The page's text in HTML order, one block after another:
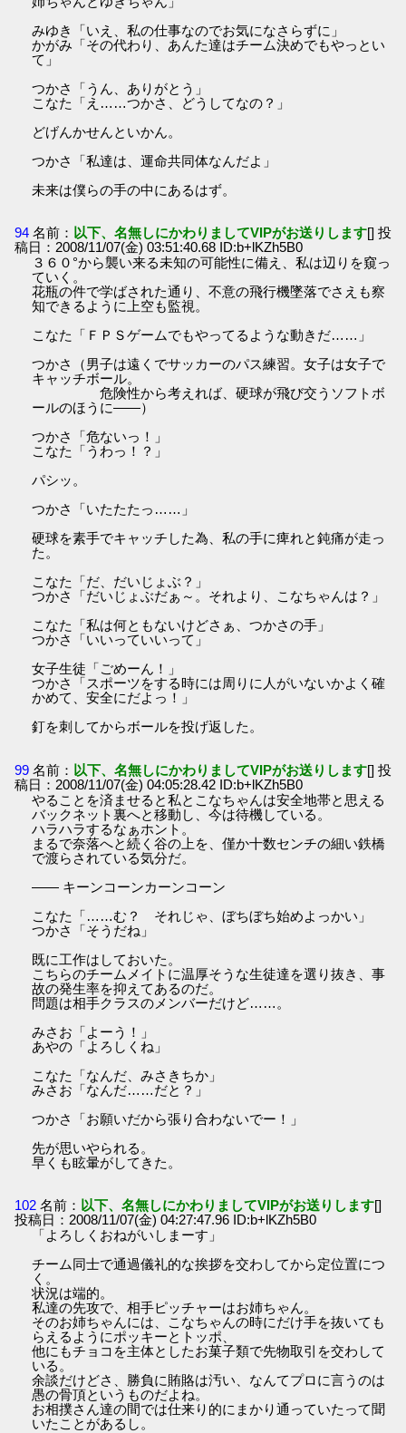
みゆき「いえ、私の仕事なのでお気になさらずに」
かがみ「その代わり、あんた達はチーム決めでもやっとい
て」
つかさ「うん、ありがとう」
こなた「え……つかさ、どうしてなの？」
どげんかせんといかん。
つかさ「私達は、運命共同体なんだよ」
未来は僕らの手の中にあるはず。
94 名前： 以下、名無しにかわりましてVIPがお送りします[] 投
稿日：2008/11/07(金) 03:51:40.68 ID:b+lKZh5B0
３６０°から襲い来る未知の可能性に備え、私は辺りを窺っ
ていく。
花瓶の件で学ばされた通り、不意の飛行機墜落でさえも察
知できるように上空も監視。
こなた「ＦＰＳゲームでもやってるような動きだ……」
つかさ（男子は遠くでサッカーのパス練習。女子は女子で
キャッチボール。
危険性から考えれば、硬球が飛び交うソフトボ
ールのほうに――）
つかさ「危ないっ！」
こなた「うわっ！？」
パシッ。
つかさ「いたたたっ……」
硬球を素手でキャッチした為、私の手に痺れと鈍痛が走っ
た。
こなた「だ、だいじょぶ？」
つかさ「だいじょぶだぁ～。それより、こなちゃんは？」
こなた「私は何ともないけどさぁ、つかさの手」
つかさ「いいっていいって」
女子生徒「ごめーん！」
つかさ「スポーツをする時には周りに人がいないかよく確
かめて、安全にだよっ！」
釘を刺してからボールを投げ返した。
99 名前： 以下、名無しにかわりましてVIPがお送りします[] 投
稿日：2008/11/07(金) 04:05:28.42 ID:b+lKZh5B0
やることを済ませると私とこなちゃんは安全地帯と思える
バックネット裏へと移動し、今は待機している。
ハラハラするなぁホント。
まるで奈落へと続く谷の上を、僅か十数センチの細い鉄橋
で渡らされている気分だ。
―― キーンコーンカーンコーン
こなた「……む？ それじゃ、ぼちぼち始めよっかい」
つかさ「そうだね」
既に工作はしておいた。
こちらのチームメイトに温厚そうな生徒達を選り抜き、事
故の発生率を抑えてあるのだ。
問題は相手クラスのメンバーだけど……。
みさお「よーう！」
あやの「よろしくね」
こなた「なんだ、みさきちか」
みさお「なんだ……だと？」
つかさ「お願いだから張り合わないでー！」
先が思いやられる。
早くも眩暈がしてきた。
102 名前： 以下、名無しにかわりましてVIPがお送りします[]
投稿日：2008/11/07(金) 04:27:47.96 ID:b+lKZh5B0
「よろしくおねがいしまーす」
チーム同士で通過儀礼的な挨拶を交わしてから定位置につ
く。
状況は端的。
私達の先攻で、相手ピッチャーはお姉ちゃん。
そのお姉ちゃんには、こなちゃんの時にだけ手を抜いても
らえるようにポッキーとトッポ、
他にもチョコを主体としたお菓子類で先物取引を交わして
いる。
余談だけどさ、勝負に賄賂は汚い、なんてプロに言うのは
愚の骨頂というものだよね。
お相撲さん達の間では仕来り的にまかり通っていたって聞
いたことがあるし。